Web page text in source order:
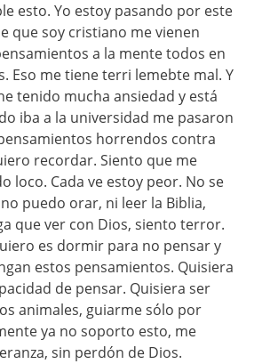
esto. Yo estoy pasando por este
que soy cristiano me vienen
a la mente todos en
Eso me tiene terri lemebte mal. Y
tenido mucha ansiedad y está
iba a la universidad me pasaron
horrendos contra
recordar. Siento que me
loco. Cada ve estoy peor. No se
puedo orar, ni leer la Biblia,
que ver con Dios, siento terror.
es dormir para no pensar y
estos pensamientos. Quisiera
de pensar. Quisiera ser
animales, guiarme sólo por
ya no soporto esto, me
sin perdón de Dios.